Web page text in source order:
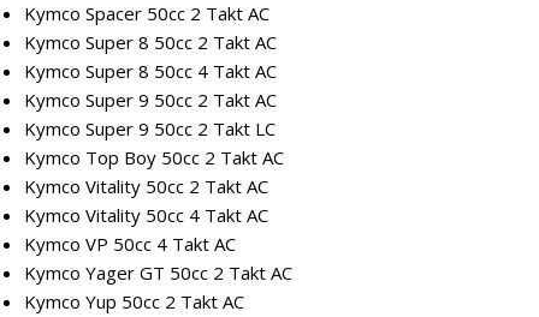
Kymco Spacer 50cc 2 Takt AC
Kymco Super 8 50cc 2 Takt AC
Kymco Super 8 50cc 4 Takt AC
Kymco Super 9 50cc 2 Takt AC
Kymco Super 9 50cc 2 Takt LC
Kymco Top Boy 50cc 2 Takt AC
Kymco Vitality 50cc 2 Takt AC
Kymco Vitality 50cc 4 Takt AC
Kymco VP 50cc 4 Takt AC
Kymco Yager GT 50cc 2 Takt AC
Kymco Yup 50cc 2 Takt AC